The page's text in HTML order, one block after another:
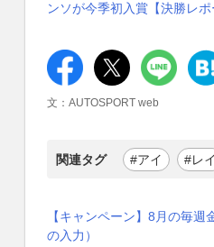
ンソが今季初入賞【決勝レポ
文：AUTOSPORT web
関連タグ #アイ #レイ
【キャンペーン】8月の毎
の入力）